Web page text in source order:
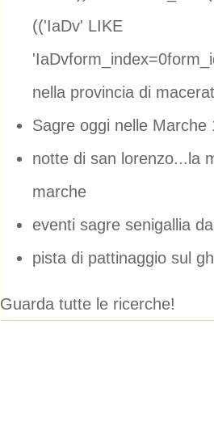
(('IaDv' LIKE
nella provincia di
Sagre oggi nelle Marche
notte di san lorenzo...la
marche
eventi sagre senigallia
pista di pattinaggio sul
Guarda tutte le ricerche!